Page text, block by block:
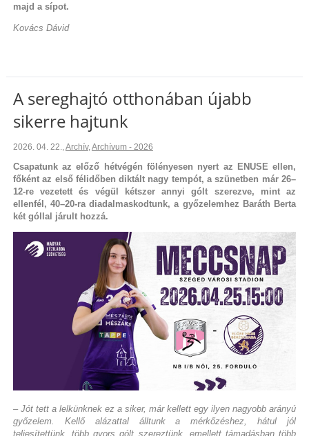
majd a sípot.
Kovács Dávid
A sereghajtó otthonában újabb
sikerre hajtunk
2026. 04. 22. Archív, Archívum - 2026
Csapatunk az előző hétvégén fölényesen nyert az ENUSE ellen,
főként az első félidőben diktált nagy tempót, a szünetben már 26–
12-re vezetett és végül kétszer annyi gólt szerezve, mint az
ellenfél, 40–20-ra diadalmaskodtunk, a győzelemhez Baráth Berta
két góllal járult hozzá.
– Jót tett a lelkünknek ez a siker, már kellett egy ilyen nagyobb arányú
győzelem. Kellő alázattal álltunk a mérkőzéshez, hátul jól
teljesítettünk, több gyors gólt szereztünk, emellett támadásban több